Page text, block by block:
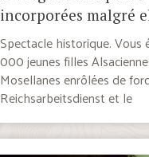
incorporées malgré
Spectacle historique. Vous
000 jeunes filles
Mosellanes enrôlées de
Reichsarbeitsdienst et le